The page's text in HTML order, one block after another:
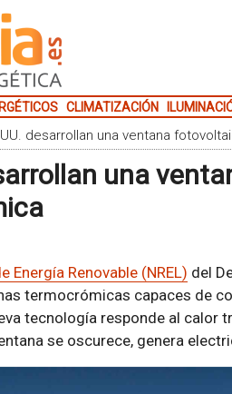
CLIMATIZACIÓN
desarrollan una ventana
una
Energía Renovable (NREL) del
termocrómicas capaces de
tecnología responde al calor
se oscurece, genera